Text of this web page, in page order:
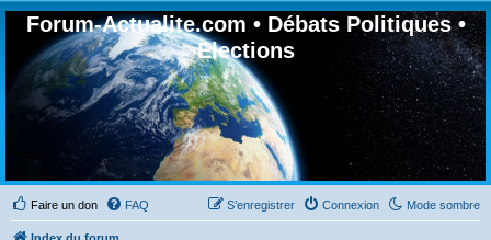
Forum-Actualite.com • Débats Politiques •
Elections
Faire un don Mode sombre
FAQ Connexion
S’enregistrer